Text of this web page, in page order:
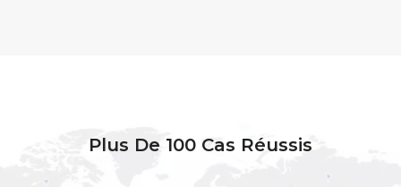
Plus De 100 Cas Réussis